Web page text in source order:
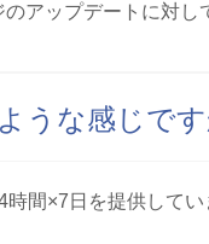
アップデートに対
うな感じです
時間×7日を提供して